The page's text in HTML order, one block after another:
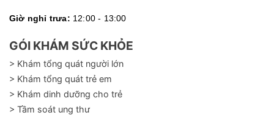
Giờ nghỉ trưa: 12:00 - 13:00
GÓI KHÁM SỨC KHỎE
> Khám tổng quát người lớn
> Khám tổng quát trẻ em
> Khám dinh dưỡng cho trẻ
> Tầm soát ung thư